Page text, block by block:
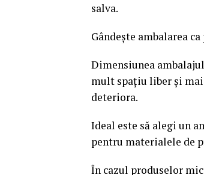
salva.
Gândește ambalarea
Dimensiunea
mult spațiu liber și
deteriora.
Ideal este să alegi un
pentru materialele de
În cazul produselor